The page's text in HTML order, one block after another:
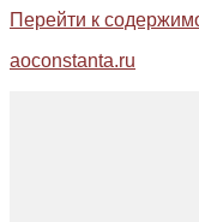
Перейти к
aoconstanta.ru